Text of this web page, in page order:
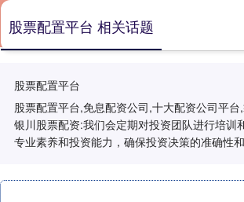
股票配置平台
股票配置平台,免息配资公司,十大配资公司平
银川股票配资:我们会定期对投资团队进行培训
专业素养和投资能力，确保投资决策的准确性和
股票配置平台 相关话题